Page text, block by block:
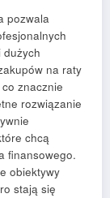
pozwala
dużych
na raty
znacznie
rozwiązanie
chcą
finansowego.
obiektywy
stają się